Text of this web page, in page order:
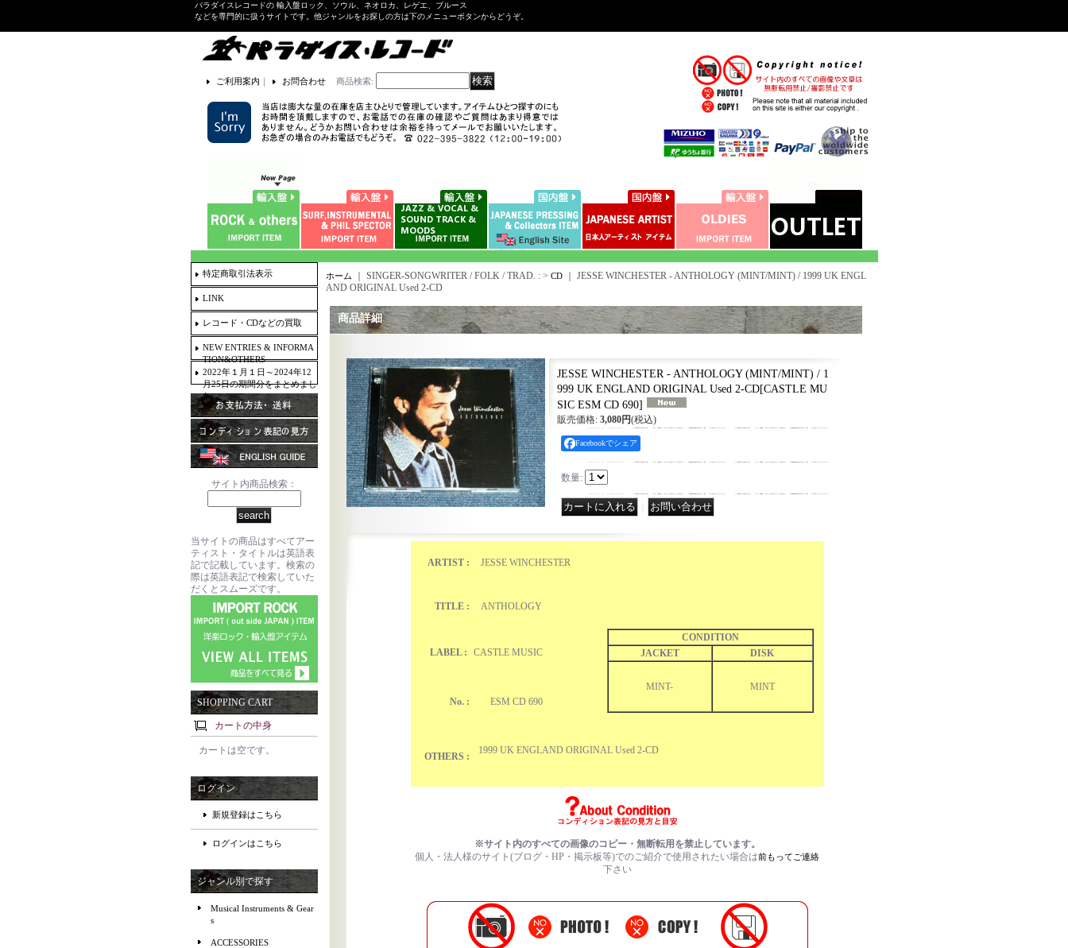
パラダイスレコードの 輸入盤ロック、ソウル、ネオロカ、レゲエ、ブルース
などを専門的に扱うサイトです。他ジャンルをお探しの方は下のメニューボタンからどうぞ。
ご利用案内 ｜ お問合わせ 商品検索:
特定商取引法表示
LINK
レコード・CDなどの買取
NEW ENTRIES & INFORMA
TION&OTHERS
2022年１月１日～2024年12
月25日の期間分をまとめまし
た。
サイト内商品検索：
当サイトの商品はすべてアー
ティスト・タイトルは英語表
記で記載しています。検索の
際は英語表記で検索していた
だくとスムーズです。
SHOPPING CART
カートの中身
カートは空です。
ログイン
新規登録はこちら
ログインはこちら
ジャンル別で探す
Musical Instruments & Gear
s
ACCESSORIES
ホーム ｜ SINGER-SONGWRITER / FOLK / TRAD. : > CD｜ JESSE WINCHESTER - ANTHOLOGY (MINT/MINT) / 1999 UK ENGL
AND ORIGINAL Used 2-CD
商品詳細
JESSE WINCHESTER - ANTHOLOGY (MINT/MINT) / 1
999 UK ENGLAND ORIGINAL Used 2-CD[CASTLE MU
SIC ESM CD 690]
販売価格: 3,080円(税込)
Facebookでシェア
数量:
ARTIST : JESSE WINCHESTER
TITLE : ANTHOLOGY
LABEL : CASTLE MUSIC
CONDITION
JACKET
DISK
MINT-
MINT
No. :
ESM CD 690
OTHERS :
1999 UK ENGLAND ORIGINAL Used 2-CD
※サイト内のすべての画像のコピー・無断転用を禁止しています。
個人・法人様のサイト(ブログ・HP・掲示板等)でのご紹介で使用されたい場合は前もってご連絡
下さい